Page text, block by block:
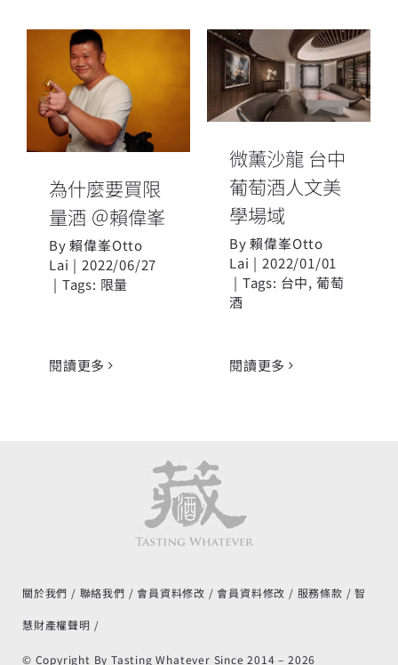
為什麼要買限
量酒 ＠賴偉峯
為什麼要買限
量酒 ＠賴偉峯
By賴偉峯Otto
Lai | 2022/06/27
| Tags: 限量
閱讀更多
微薰沙龍 台中
葡萄酒人文美
學場域
微薰沙龍 台中
葡萄酒人文美
學場域
By賴偉峯Otto
Lai | 2022/01/01
| Tags: 台中, 葡萄
酒
閱讀更多
關於我們 聯絡我們 會員資料修改 會員資料修改 服務條款 智
慧財產權聲明
© Copyright By Tasting Whatever Since 2014 – 2026